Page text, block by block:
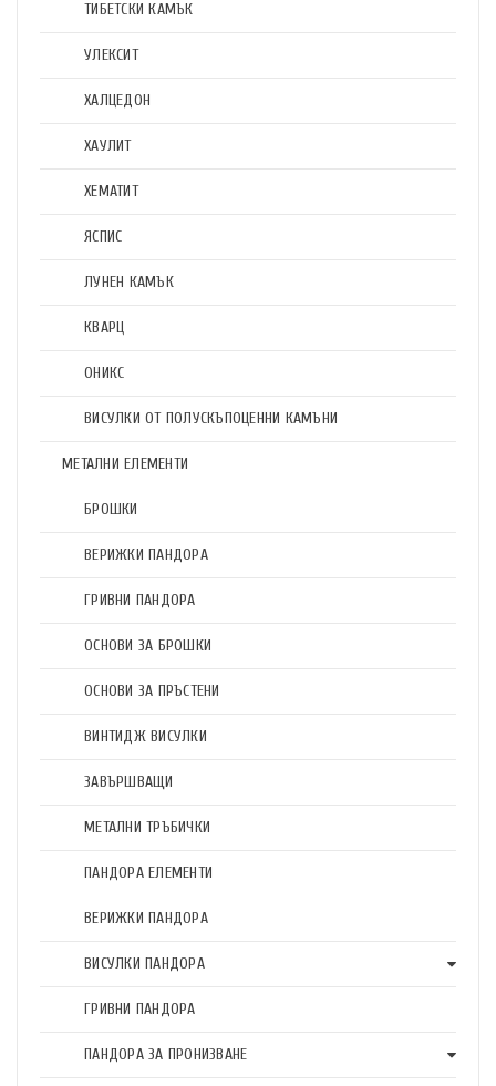
ТИБЕТСКИ КАМЪК
УЛЕКСИТ
ХАЛЦЕДОН
ХАУЛИТ
ХЕМАТИТ
ЯСПИС
ЛУНЕН КАМЪК
КВАРЦ
ОНИКС
ВИСУЛКИ ОТ ПОЛУСКЪПОЦЕННИ КАМЪНИ
МЕТАЛНИ ЕЛЕМЕНТИ
БРОШКИ
ВЕРИЖКИ ПАНДОРА
ГРИВНИ ПАНДОРА
ОСНОВИ ЗА БРОШКИ
ОСНОВИ ЗА ПРЪСТЕНИ
ВИНТИДЖ ВИСУЛКИ
ЗАВЪРШВАЩИ
МЕТАЛНИ ТРЪБИЧКИ
ПАНДОРА ЕЛЕМЕНТИ
ВЕРИЖКИ ПАНДОРА
ВИСУЛКИ ПАНДОРА
ГРИВНИ ПАНДОРА
ПАНДОРА ЗА ПРОНИЗВАНЕ